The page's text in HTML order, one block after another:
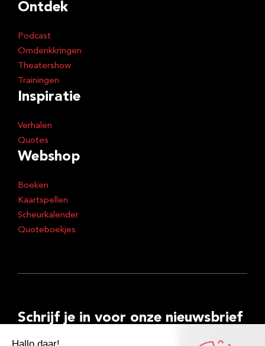
Ontdek
Podcast
Omdenkkringen
Theatershow
Trainingen
Inspiratie
Verhalen
Quotes
Webshop
Boeken
Kaartspellen
Scheurkalender
Quoteboekjes
Schrijf je in voor onze nieuwsbrief